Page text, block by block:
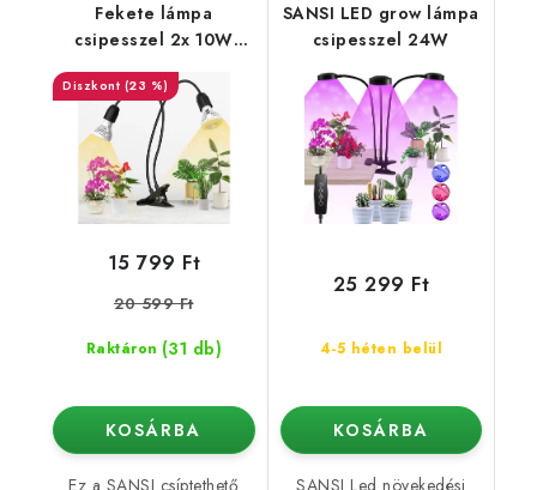
Fekete lámpa
csipesszel 2x 10W
Sansi (+időzítő)
(23 %)
Raktáron (31 db)
15 799 Ft
20 599 Ft
KOSÁRBA
Ez a SANSI csíptethető
SANSI LED grow lámpa
csipesszel 24W
4-5 héten belül
25 299 Ft
KOSÁRBA
SANSI Led növekedési